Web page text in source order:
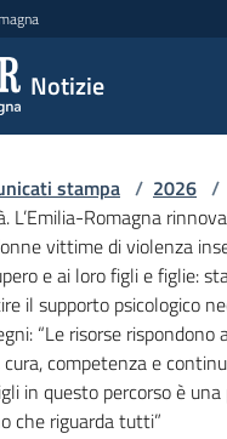
Notizie
stampa / 2026 /
L’Emilia-Romagna
vittime di violenza
e ai loro figli e figlie:
il supporto psicologico
“Le risorse
competenza e
in questo percorso è
che riguarda tutti”